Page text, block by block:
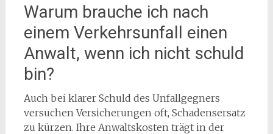
Warum brauche ich nach
einem Verkehrsunfall einen
Anwalt, wenn ich nicht schuld
bin?
Auch bei klarer Schuld des Unfallgegners
versuchen Versicherungen oft, Schadensersatz
zu kürzen. Ihre Anwaltskosten trägt in der